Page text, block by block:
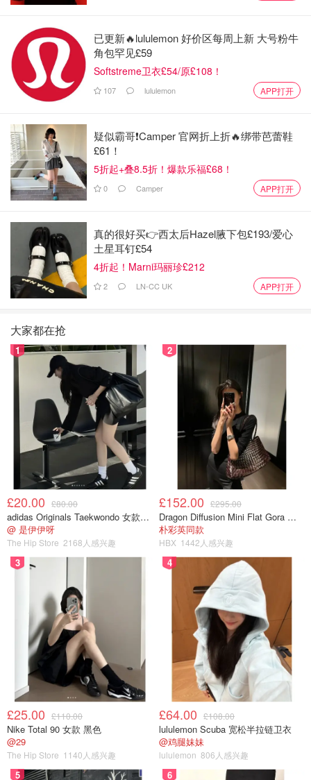
已更新🔥lululemon 好价区每周上新 大号粉牛
角包罕见£59
Softstreme卫衣£54/原£108！
107 lululemon APP打开
疑似霸哥❗️Camper 官网折上折🔥绑带芭蕾鞋
£61！
5折起+叠8.5折！爆款乐福£68！
0 Camper APP打开
真的很好买👉西太后Hazel腋下包£193/爱心
土星耳钉£54
4折起！Marni玛丽珍£212
2 LN-CC UK APP打开
大家都在抢
1
£20.00 £80.00
adidas Originals Taekwondo 女款黑色运动鞋
@ 是伊伊呀
The Hip Store 2168人感兴趣
2
£152.00 £295.00
Dragon Diffusion Mini Flat Gora 深棕色手提包
朴彩英同款
HBX 1442人感兴趣
3
£25.00 £110.00
Nike Total 90 女款 黑色
@29
The Hip Store 1140人感兴趣
4
£64.00 £108.00
lululemon Scuba 宽松半拉链卫衣
@鸡腿妹妹
lululemon 806人感兴趣
5 6